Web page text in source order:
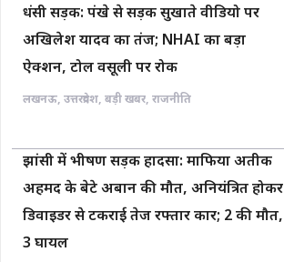
धंसी सड़क: पंखे से सड़क सुखाते वीडियो पर
अखिलेश यादव का तंज; NHAI का बड़ा
ऐक्शन, टोल वसूली पर रोक
लखनऊ, उत्तरप्रदेश, बड़ी खबर, राजनीति
झांसी में भीषण सड़क हादसा: माफिया अतीक
अहमद के बेटे अबान की मौत, अनियंत्रित होकर
डिवाइडर से टकराई तेज रफ्तार कार; 2 की मौत,
3 घायल